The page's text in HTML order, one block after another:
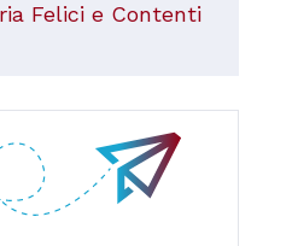
Felici e Contenti